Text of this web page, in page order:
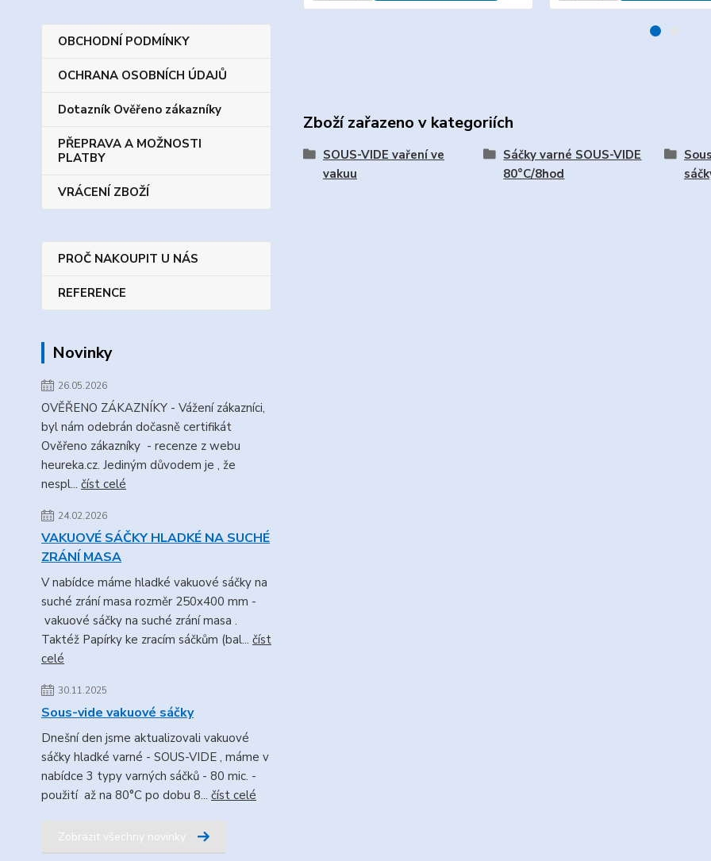
OBCHODNÍ PODMÍNKY
OCHRANA OSOBNÍCH ÚDAJŮ
Dotazník Ověřeno zákazníky
PŘEPRAVA A MOŽNOSTI
PLATBY
VRÁCENÍ ZBOŽÍ
PROČ NAKOUPIT U NÁS
REFERENCE
Novinky
26.05.2026
OVĚŘENO ZÁKAZNÍKY - Vážení zákazníci,
byl nám odebrán dočasně certifikát
Ověřeno zákazníky - recenze z webu
heureka.cz. Jediným důvodem je , že
nespl... číst celé
24.02.2026
VAKUOVÉ SÁČKY HLADKÉ NA SUCHÉ
ZRÁNÍ MASA
V nabídce máme hladké vakuové sáčky na
suché zrání masa rozměr 250x400 mm -
vakuové sáčky na suché zrání masa .
Taktéž Papírky ke zracím sáčkům (bal... číst
celé
30.11.2025
Sous-vide vakuové sáčky
Dnešní den jsme aktualizovali vakuové
sáčky hladké varné - SOUS-VIDE , máme v
nabídce 3 typy varných sáčků - 80 mic. -
použití až na 80°C po dobu 8... číst celé
Zobrazit všechny novinky
Zboží zařazeno v kategoriích
SOUS-VIDE vaření ve
vakuu
Sáčky varné SOUS-VIDE
80°C/8hod